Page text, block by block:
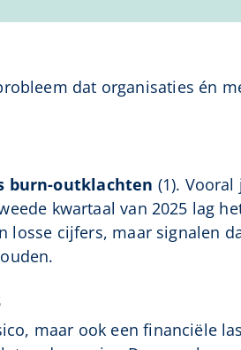
dat organisaties én
burn-outklachten (1).
kwartaal van 2025 lag
losse cijfers, maar signalen
maar ook een financiële